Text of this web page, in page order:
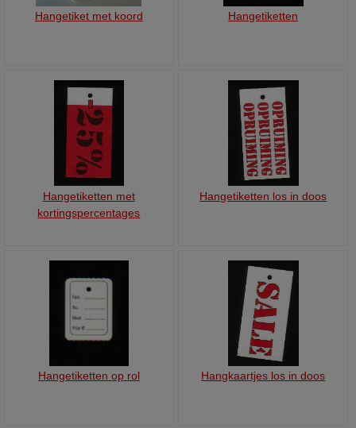
Hangetiket met koord Hangetiketten
Hangetiketten met
kortingspercentages
Hangetiketten los in doos
Hangetiketten op rol Hangkaartjes los in doos